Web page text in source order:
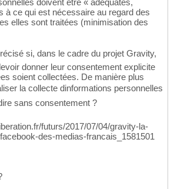
doivent être « adéquates,
à ce qui est nécessaire au regard des
elles sont traitées (minimisation des
si, dans le cadre du projet Gravity,
donner leur consentement explicite
soient collectées. De manière plus
la collecte dinformations personnelles
sans consentement ?
futurs/2017/07/04/gravity-la-
des-medias-francais_1581501